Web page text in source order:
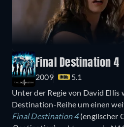
Final Destination 4
2009
5.1
Unter der Regie von David Ellis
Destination-Reihe um einen
Final Destination 4(englischer